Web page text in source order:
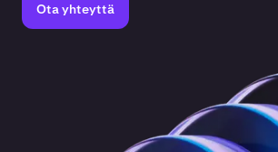
Ota yhteyttä